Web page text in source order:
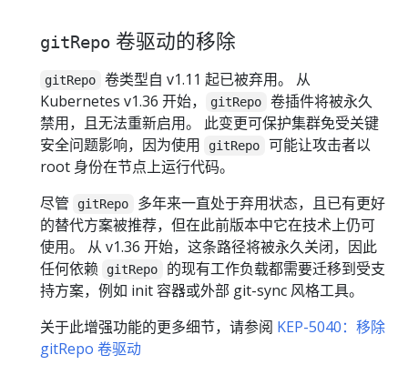
gitRepo 卷驱动的移除
gitRepo
卷类型自 v1.11 起已被弃用。 从
Kubernetes v1.36 开始，
gitRepo
卷插件将被永久
禁用，且无法重新启用。 此变更可保护集群免受关键
安全问题影响，因为使用
gitRepo
可能让攻击者以
root 身份在节点上运行代码。
尽管
gitRepo
多年来一直处于弃用状态，且已有更好
的替代方案被推荐，但在此前版本中它在技术上仍可
使用。 从 v1.36 开始，这条路径将被永久关闭，因此
任何依赖
gitRepo
的现有工作负载都需要迁移到受支
持方案，例如 init 容器或外部 git-sync 风格工具。
关于此增强功能的更多细节，请参阅 KEP-5040：移除
gitRepo 卷驱动